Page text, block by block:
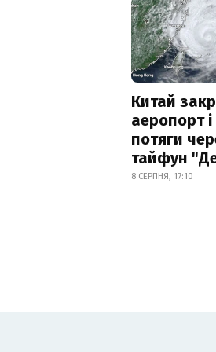
Китай
аеропорт
потяги
тайфун
8 СЕРПНЯ, 17:10